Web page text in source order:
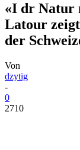
«I dr Natur
Latour
der
Von
dzytig
-
0
2710